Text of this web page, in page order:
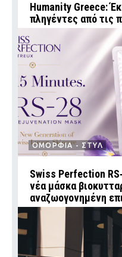
Humanity Greece:
πληγέντες από τις
ΟΜΟΡΦΙΑ - ΣΤΥΛ
Swiss Perfection
νέα μάσκα
αναζωογονημένη